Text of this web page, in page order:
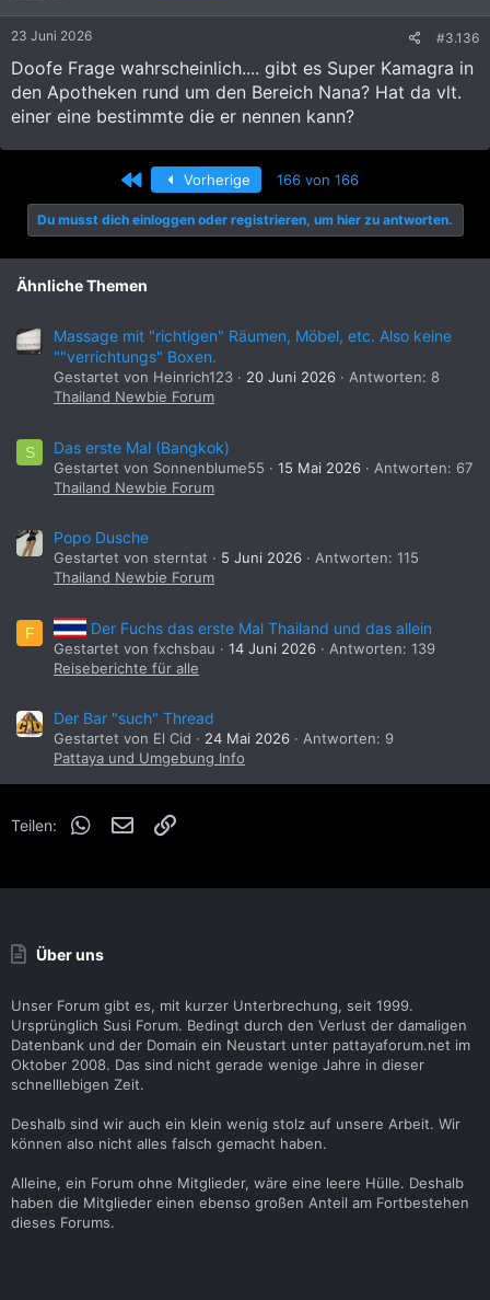
23 Juni 2026 #3.136
Doofe Frage wahrscheinlich.... gibt es Super Kamagra in
den Apotheken rund um den Bereich Nana? Hat da vlt.
einer eine bestimmte die er nennen kann?
Erste Vorherige 166 von 166
Du musst dich einloggen oder registrieren, um hier zu antworten.
Ähnliche Themen
Massage mit "richtigen" Räumen, Möbel, etc. Also keine
""verrichtungs" Boxen.
Gestartet von Heinrich123 20 Juni 2026
Antworten: 8
Thailand Newbie Forum
S Das erste Mal (Bangkok)
Gestartet von Sonnenblume55 15 Mai 2026
Antworten: 67
Thailand Newbie Forum
Popo Dusche
Gestartet von sterntat 5 Juni 2026
Antworten: 115
Thailand Newbie Forum
F Der Fuchs das erste Mal Thailand und das allein
Gestartet von fxchsbau 14 Juni 2026
Antworten: 139
Reiseberichte für alle
Der Bar "such" Thread
Gestartet von El Cid 24 Mai 2026
Antworten: 9
Pattaya und Umgebung Info
Teilen: WhatsApp
E-Mail
Über uns
Unser Forum gibt es, mit kurzer Unterbrechung, seit 1999.
Ursprünglich Susi Forum. Bedingt durch den Verlust der damaligen
Datenbank und der Domain ein Neustart unter pattayaforum.net im
Oktober 2008. Das sind nicht gerade wenige Jahre in dieser
schnelllebigen Zeit.
Deshalb sind wir auch ein klein wenig stolz auf unsere Arbeit. Wir
können also nicht alles falsch gemacht haben.
Alleine, ein Forum ohne Mitglieder, wäre eine leere Hülle. Deshalb
haben die Mitglieder einen ebenso großen Anteil am Fortbestehen
dieses Forums.